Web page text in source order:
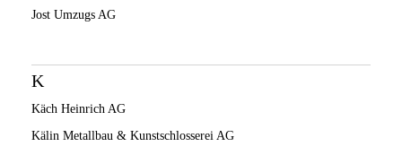
Jost Umzugs AG
K
Käch Heinrich AG
Kälin Metallbau & Kunstschlosserei AG